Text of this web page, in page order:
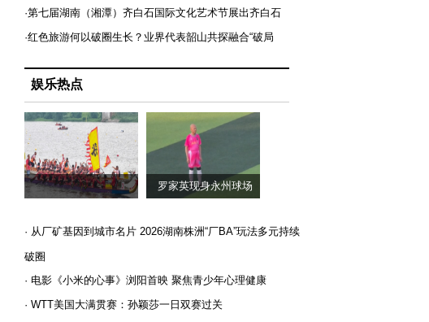
·第七届湖南（湘潭）齐白石国际文化艺术节展出齐白石
·红色旅游何以破圈生长？业界代表韶山共探融合“破局
娱乐热点
罗家英现身永州球场
· 从厂矿基因到城市名片 2026湖南株洲“厂BA”玩法多元持续
破圈
· 电影《小米的心事》浏阳首映 聚焦青少年心理健康
· WTT美国大满贯赛：孙颖莎一日双赛过关